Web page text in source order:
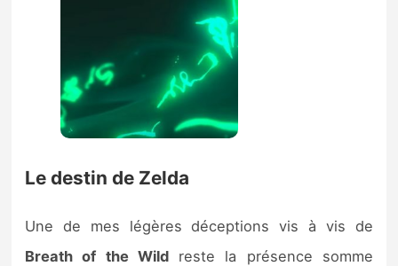
Le destin de Zelda
Une de mes légères déceptions vis à vis de
Breath of the Wildreste la présence somme